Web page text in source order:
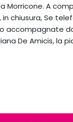
A
chiusura, Se
accompagnate
De Amicis, la